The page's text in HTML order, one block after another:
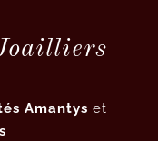
Amantys et